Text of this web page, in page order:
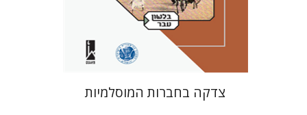
הנחת אתר ספר מודפס
$46
$41
צדקה בחברות המוסלמיות